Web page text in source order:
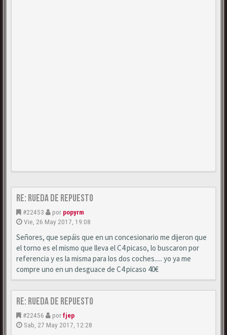
Re: Rueda de repuesto
#22453 por popyrm
Vie, 26 May 2017, 19:08
Señores, que sepáis que en un concesionario me dijeron que
el torno es el mismo que lleva el C4 picaso, lo buscaron por
referencia y es la misma para los dos coches..... yo ya me
compre uno en un desguace de C4 picaso 40€
Re: Rueda de repuesto
#22456 porfjep
Sab, 27 May 2017, 12:28